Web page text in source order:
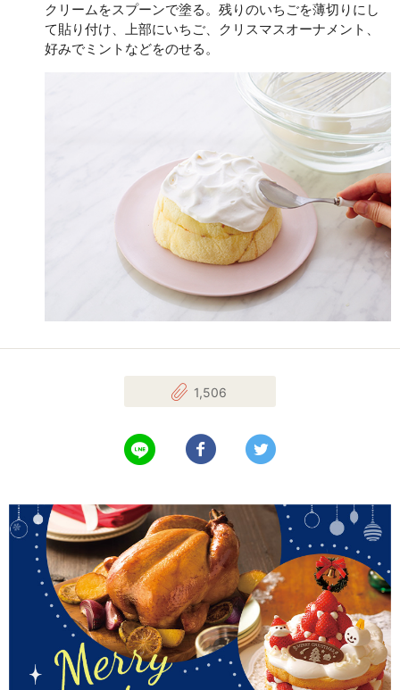
クリームをスプーンで塗る。残りのいちごを薄切りにし
て貼り付け、上部にいちご、クリスマスオーナメント、
好みでミントなどをのせる。
1,506
LINEで送る Facebookでシェアする